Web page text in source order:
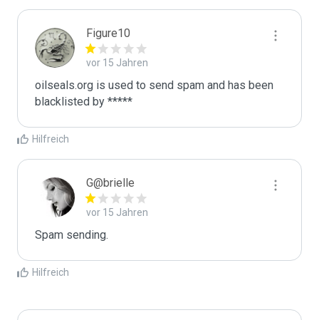
Figure10
vor 15 Jahren
oilseals.org is used to send spam and has been
blacklisted by *****
Hilfreich
G@brielle
vor 15 Jahren
Spam sending.
Hilfreich